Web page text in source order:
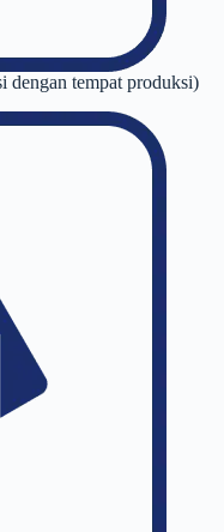
dengan tempat produksi)